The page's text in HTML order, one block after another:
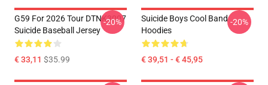
G59 For 2026 Tour DTNK3007
Suicide Baseball Jersey
€ 33,11 $35.99
-20%
Suicide Boys Cool Band
Hoodies
€ 39,51 - € 45,95
-20%